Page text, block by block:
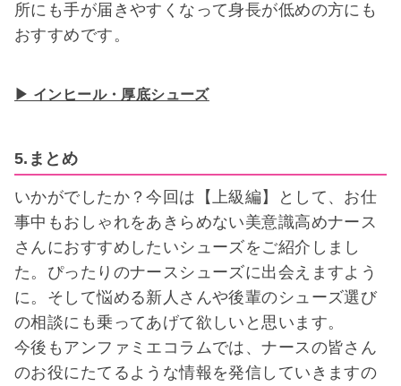
所にも手が届きやすくなって身長が低めの方にも
おすすめです。
▶ インヒール・厚底シューズ
5.まとめ
いかがでしたか？今回は【上級編】として、お仕
事中もおしゃれをあきらめない美意識高めナース
さんにおすすめしたいシューズをご紹介しまし
た。ぴったりのナースシューズに出会えますよう
に。そして悩める新人さんや後輩のシューズ選び
の相談にも乗ってあげて欲しいと思います。
今後もアンファミエコラムでは、ナースの皆さん
のお役にたてるような情報を発信していきますの